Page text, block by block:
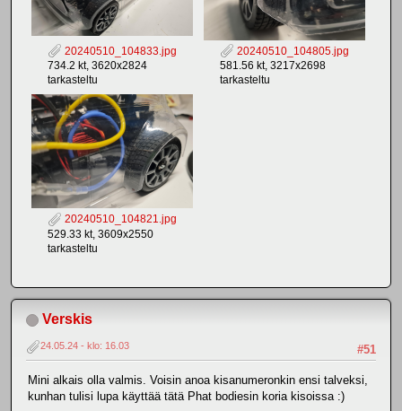
20240510_104833.jpg
734.2 kt, 3620x2824
tarkasteltu
20240510_104805.jpg
581.56 kt, 3217x2698
tarkasteltu
20240510_104821.jpg
529.33 kt, 3609x2550
tarkasteltu
Verskis
#51
24.05.24 - klo: 16.03
Mini alkais olla valmis. Voisin anoa kisanumeronkin ensi talveksi,
kunhan tulisi lupa käyttää tätä Phat bodiesin koria kisoissa :)